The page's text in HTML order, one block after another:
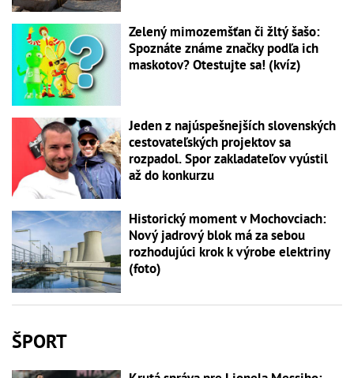
Zelený mimozemšťan či žltý šašo:
Spoznáte známe značky podľa ich
maskotov? Otestujte sa! (kvíz)
Jeden z najúspešnejších slovenských
cestovateľských projektov sa
rozpadol. Spor zakladateľov vyústil
až do konkurzu
Historický moment v Mochovciach:
Nový jadrový blok má za sebou
rozhodujúci krok k výrobe elektriny
(foto)
ŠPORT